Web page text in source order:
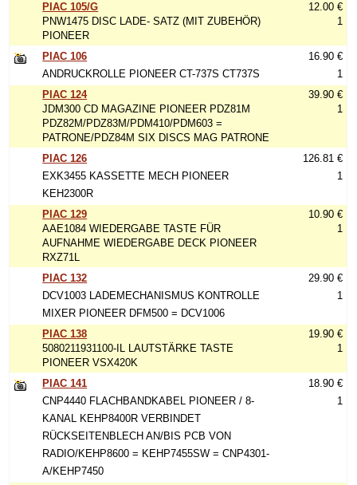
PIAC 105/G
PNW1475 DISC LADE- SATZ (MIT ZUBEHÖR)
PIONEER
12.00 €
1
PIAC 106
ANDRUCKROLLE PIONEER CT-737S CT737S
16.90 €
1
PIAC 124
JDM300 CD MAGAZINE PIONEER PDZ81M
PDZ82M/PDZ83M/PDM410/PDM603 =
PATRONE/PDZ84M SIX DISCS MAG PATRONE
39.90 €
1
PIAC 126
EXK3455 KASSETTE MECH PIONEER
KEH2300R
126.81 €
1
PIAC 129
AAE1084 WIEDERGABE TASTE FÜR
AUFNAHME WIEDERGABE DECK PIONEER
RXZ71L
10.90 €
1
PIAC 132
DCV1003 LADEMECHANISMUS KONTROLLE
MIXER PIONEER DFM500 = DCV1006
29.90 €
1
PIAC 138
5080211931100-IL LAUTSTÄRKE TASTE
PIONEER VSX420K
19.90 €
1
PIAC 141
CNP4440 FLACHBANDKABEL PIONEER / 8-
KANAL KEHP8400R VERBINDET
RÜCKSEITENBLECH AN/BIS PCB VON
RADIO/KEHP8600 = KEHP7455SW = CNP4301-
A/KEHP7450
18.90 €
1